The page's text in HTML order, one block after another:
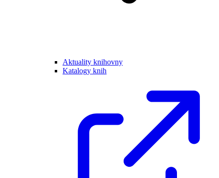
Aktuality knihovny
Katalogy knih